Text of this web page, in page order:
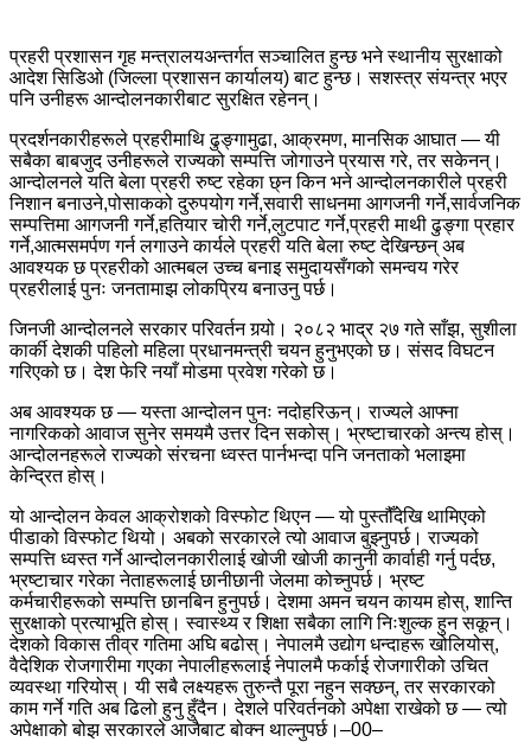
प्रहरी प्रशासन गृह मन्त्रालयअन्तर्गत सञ्चालित हुन्छ भने स्थानीय सुरक्षाको
आदेश सिडिओ (जिल्ला प्रशासन कार्यालय) बाट हुन्छ। सशस्त्र संयन्त्र भएर
पनि उनीहरू आन्दोलनकारीबाट सुरक्षित रहेनन्।
प्रदर्शनकारीहरूले प्रहरीमाथि ढुङ्गामुढा, आक्रमण, मानसिक आघात — यी
सबैका बाबजुद उनीहरूले राज्यको सम्पत्ति जोगाउने प्रयास गरे, तर सकेनन्।
आन्दोलनले यति बेला प्रहरी रुष्ट रहेका छ्न किन भने आन्दोलनकारीले प्रहरी
निशान बनाउने,पोसाकको दुरुपयोग गर्ने,सवारी साधनमा आगजनी गर्ने,सार्वजनिक
सम्पत्तिमा आगजनी गर्ने,हतियार चोरी गर्ने,लुटपाट गर्ने,प्रहरी माथी ढुङ्गा प्रहार
गर्ने,आत्मसमर्पण गर्न लगाउने कार्यले प्रहरी यति बेला रुष्ट देखिन्छन् अब
आवश्यक छ प्रहरीको आत्मबल उच्च बनाइ समुदायसँगको समन्वय गरेर
प्रहरीलाई पुनः जनतामाझ लोकप्रिय बनाउनु पर्छ।
जिनजी आन्दोलनले सरकार परिवर्तन गर्‍यो। २०८२ भाद्र २७ गते साँझ, सुशीला
कार्की देशकी पहिलो महिला प्रधानमन्त्री चयन हुनुभएको छ। संसद विघटन
गरिएको छ। देश फेरि नयाँ मोडमा प्रवेश गरेको छ।
अब आवश्यक छ — यस्ता आन्दोलन पुनः नदोहरिऊन्। राज्यले आफ्ना
नागरिकको आवाज सुनेर समयमै उत्तर दिन सकोस्। भ्रष्टाचारको अन्त्य होस्।
आन्दोलनहरूले राज्यको संरचना ध्वस्त पार्नभन्दा पनि जनताको भलाइमा
केन्द्रित होस्।
यो आन्दोलन केवल आक्रोशको विस्फोट थिएन — यो पुस्तौँदेखि थामिएको
पीडाको विस्फोट थियो। अबको सरकारले त्यो आवाज बुझ्नुपर्छ। राज्यको
सम्पत्ति ध्वस्त गर्ने आन्दोलनकारीलाई खोजी खोजी कानुनी कार्वाही गर्नु पर्दछ,
भ्रष्टाचार गरेका नेताहरूलाई छानीछानी जेलमा कोच्नुपर्छ। भ्रष्ट
कर्मचारीहरूको सम्पत्ति छानबिन हुनुपर्छ। देशमा अमन चयन कायम होस्, शान्ति
सुरक्षाको प्रत्याभूति होस्। स्वास्थ्य र शिक्षा सबैका लागि निःशुल्क हुन सकून्।
देशको विकास तीव्र गतिमा अघि बढोस्। नेपालमै उद्योग धन्दाहरू खोलियोस्,
वैदेशिक रोजगारीमा गएका नेपालीहरूलाई नेपालमै फर्काई रोजगारीको उचित
व्यवस्था गरियोस्। यी सबै लक्ष्यहरू तुरुन्तै पूरा नहुन सक्छन्, तर सरकारको
काम गर्ने गति अब ढिलो हुनु हुँदैन। देशले परिवर्तनको अपेक्षा राखेको छ — त्यो
अपेक्षाको बोझ सरकारले आजैबाट बोक्न थाल्नुपर्छ।–00–